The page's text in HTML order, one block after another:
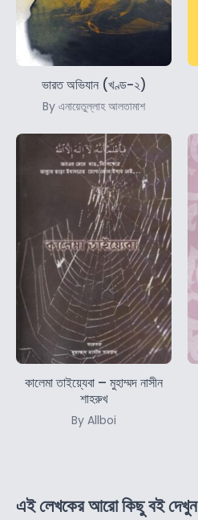
ভারত অভিযান (খণ্ড-২)
By এনায়েতুল্লাহ আলতামাশ
কালেমা তাইয়্যেবা – মুহাম্মদ নাসীন
শাহরুখ
By Allboi
এই লেখকের আরো কিছু বই দেখুন